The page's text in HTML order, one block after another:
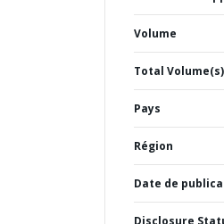
Volume
Total Volume(s)
Pays
Région
Date de
Disclosure